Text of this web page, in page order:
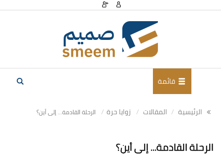
قائمة
الرئيسية المقالات زوايا حرة الرحلة القادمة... إلى أين؟
الرحلة القادمة... إلى أين؟